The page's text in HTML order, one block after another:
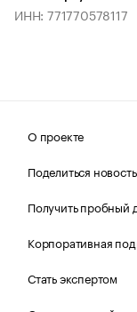
ИНН: 771770578117
О проекте
Поделиться
Получить пробный
Корпоративная
Стать экспертом